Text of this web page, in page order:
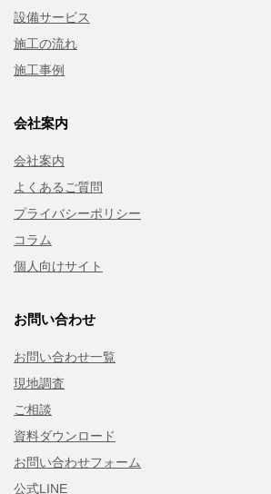
設備サービス
施工の流れ
施工事例
会社案内
会社案内
よくあるご質問
プライバシーポリシー
コラム
個人向けサイト
お問い合わせ
お問い合わせ一覧
現地調査
ご相談
資料ダウンロード
お問い合わせフォーム
公式LINE